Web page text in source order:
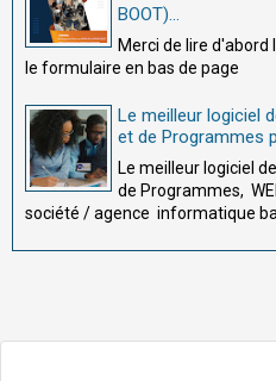
BOOT)...
Merci de lire
le formulaire en bas de page
Le meilleur logiciel
et de Programmes
Le meilleur logiciel
de Programmes,
société / agence informatique